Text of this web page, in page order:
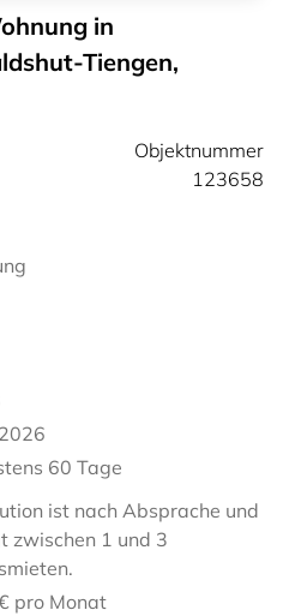
in
Tiengen,
Objektnummer
123658
60 Tage
ist nach Absprache und
zwischen 1 und 3
pro Monat